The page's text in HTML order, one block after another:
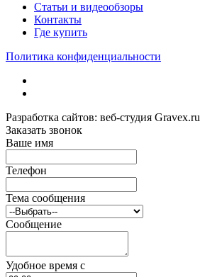
Статьи и видеообзоры
Контакты
Где купить
Политика конфиденциальности
Разработка сайтов: веб-студия Gravex.ru
Заказать звонок
Ваше имя
Телефон
Тема сообщения
Сообщение
Удобное время c